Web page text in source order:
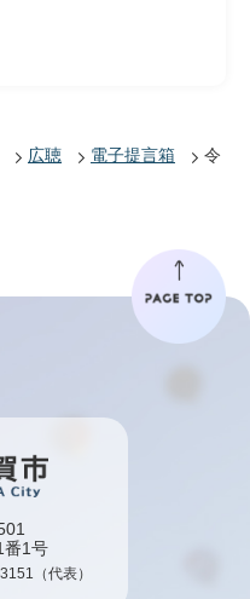
広聴 電子提言箱
令
番1号
（代表）